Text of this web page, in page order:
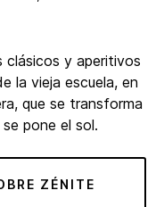
clásicos y aperitivos
la vieja escuela, en
que se transforma
pone el sol.
ZÉNITE